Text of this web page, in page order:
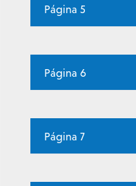
Página 5
Página 6
Página 7